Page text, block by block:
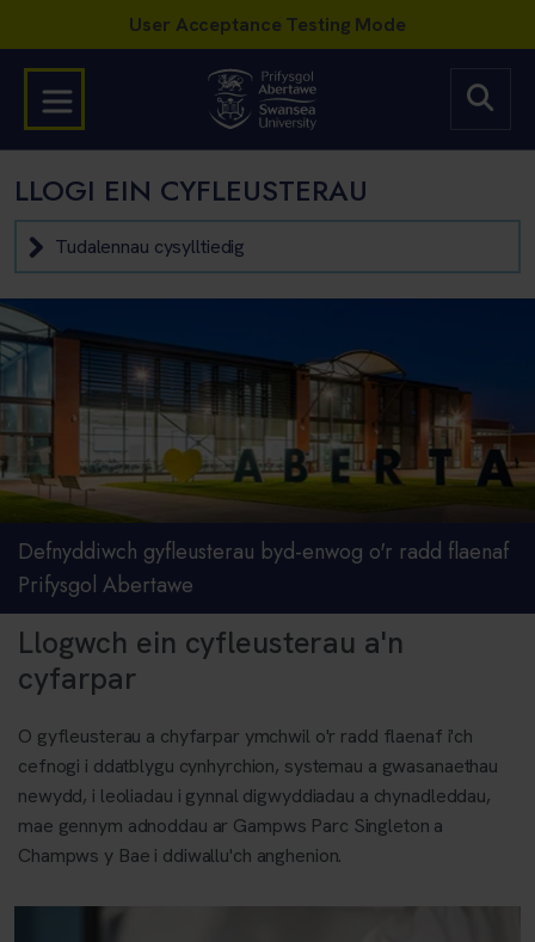
LLOGI EIN CYFLEUSTERAU
Tudalennau cysylltiedig
Defnyddiwch gyfleusterau byd-enwog o'r radd flaenaf
Prifysgol Abertawe
Llogwch ein cyfleusterau a'n
cyfarpar
O gyfleusterau a chyfarpar ymchwil o'r radd flaenaf i'ch
cefnogi i ddatblygu cynhyrchion, systemau a gwasanaethau
newydd, i leoliadau i gynnal digwyddiadau a chynadleddau,
mae gennym adnoddau ar Gampws Parc Singleton a
Champws y Bae i ddiwallu'ch anghenion.